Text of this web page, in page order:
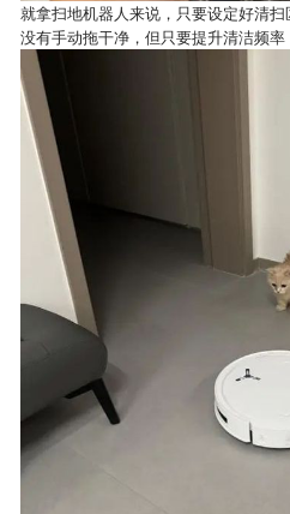
就拿扫地机器人来说，只要设定好清
没有手动拖干净，但只要提升清洁频率